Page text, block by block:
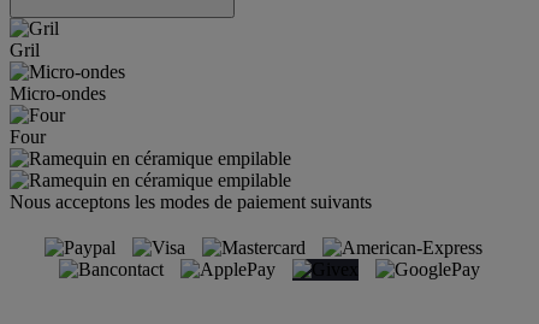
Gril
Micro-ondes
Four
Nous acceptons les modes de paiement suivants